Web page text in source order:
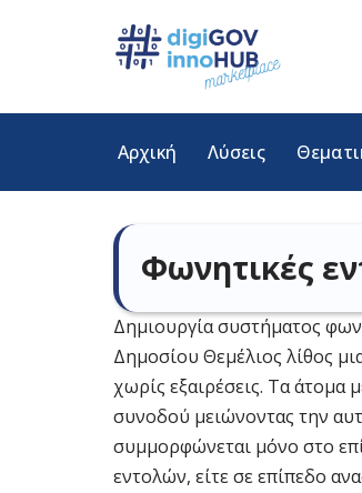
Μεταπηδήστε
περιεχόμενο
Αρχική
Λύσεις
Φωνητικές
Δημιουργία συστήματος
Δημοσίου Θεμέλιος λίθος
χωρίς εξαιρέσεις. Τα
συνοδού μειώνοντας την
συμμορφώνεται μόνο στο
εντολών, είτε σε επίπεδο